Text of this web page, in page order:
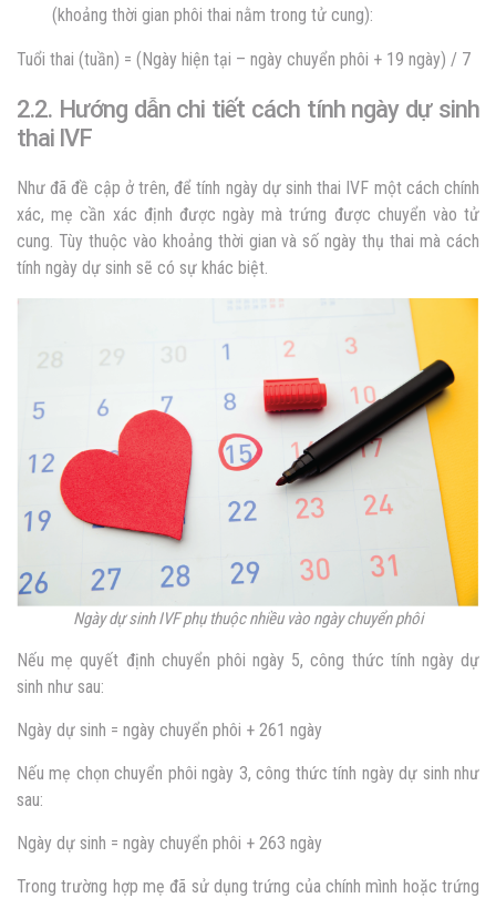
(khoảng thời gian phôi thai nằm trong tử cung):
Tuổi thai (tuần) = (Ngày hiện tại – ngày chuyển phôi + 19 ngày) / 7
2.2. Hướng dẫn chi tiết cách tính ngày dự sinh
thai IVF
Như đã đề cập ở trên,đểtính ngày dự sinh thai IVF một cách chính
xác, mẹ cần xác định được ngày mà trứng được chuyển vào tử
cung. Tùy thuộc vào khoảng thời gian và số ngày thụ thai mà cách
tính ngày dự sinh sẽ có sự khác biệt.
Ngày dự sinh IVF phụ thuộc nhiều vào ngày chuyển phôi
Nếu mẹ quyết định chuyển phôi ngày 5, công thức tính ngày dự
sinh như sau:
Ngày dự sinh = ngày chuyển phôi + 261 ngày
Nếu mẹ chọn chuyển phôi ngày 3, công thức tính ngày dự sinh như
sau:
Ngày dự sinh = ngày chuyển phôi + 263 ngày
Trong trường hợp mẹ đã sử dụng trứng của chính mình hoặc trứng